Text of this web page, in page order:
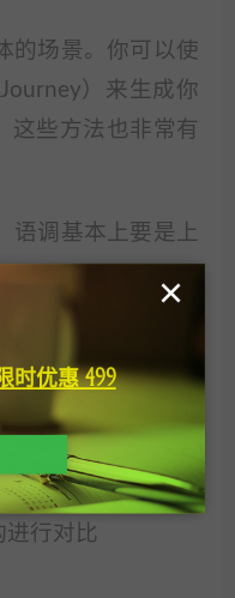
的场景。你可以使
）来生成你
这些方法也非常有
语调基本上要是上
对手，剖析他们
频道的成功真的
都要试着与这个结
进行对比
时优惠 499
×